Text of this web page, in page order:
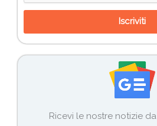
Iscriviti
Ricevi le nostre notizie da